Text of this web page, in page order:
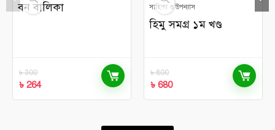
বন বালিকা
৳300
৳ 264
সাহিত্য ও উপন্যাস
হিমু সমগ্র ১ম খণ্ড
৳800
৳ 680